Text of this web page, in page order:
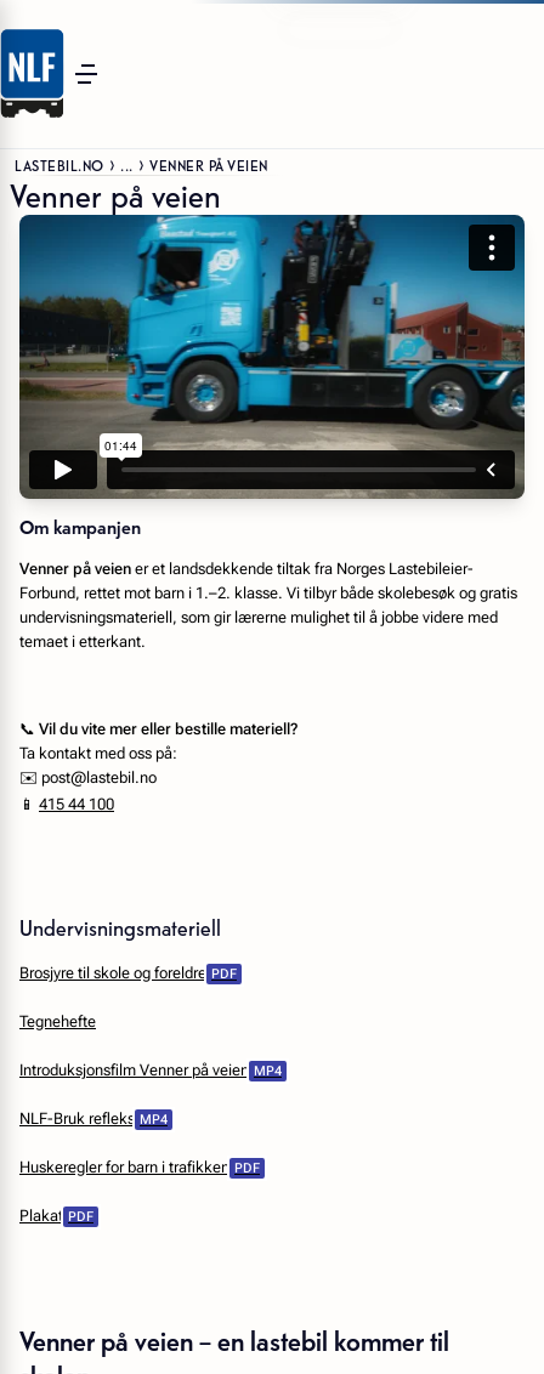
LASTEBIL.NO ... VENNER PÅ VEIEN
Venner på veien
Om kampanjen
Venner på veien er et landsdekkende tiltak fra Norges Lastebileier-
Forbund, rettet mot barn i 1.–2. klasse. Vi tilbyr både skolebesøk og gratis
undervisningsmateriell, som gir lærerne mulighet til å jobbe videre med
temaet i etterkant.
📞 Vil du vite mer eller bestille materiell?
Ta kontakt med oss på:
✉️ post@lastebil.no
📱 415 44 100
Undervisningsmateriell
Brosjyre til skole og foreldre
Tegnehefte
Introduksjonsfilm Venner på veien
NLF-Bruk refleks
Huskeregler for barn i trafikken
Plakat
Venner på veien – en lastebil kommer til